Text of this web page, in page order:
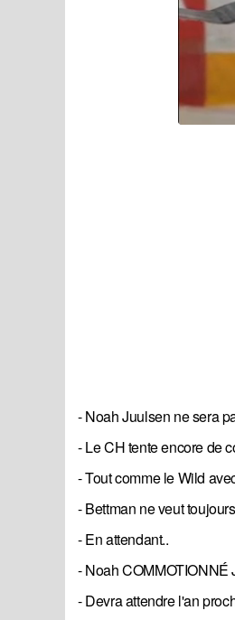
- Noah Juulsen ne sera
- Le CH tente encore de
- Tout comme le Wild
- Bettman ne veut
- En attendant..
- Noah COMMOTIONNÉ
- Devra attendre l'an